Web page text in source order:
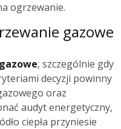
ogrzewanie.
gazowe
, szczególnie gdy
decyzji powinny
oraz
audyt energetyczny,
ciepła przyniesie